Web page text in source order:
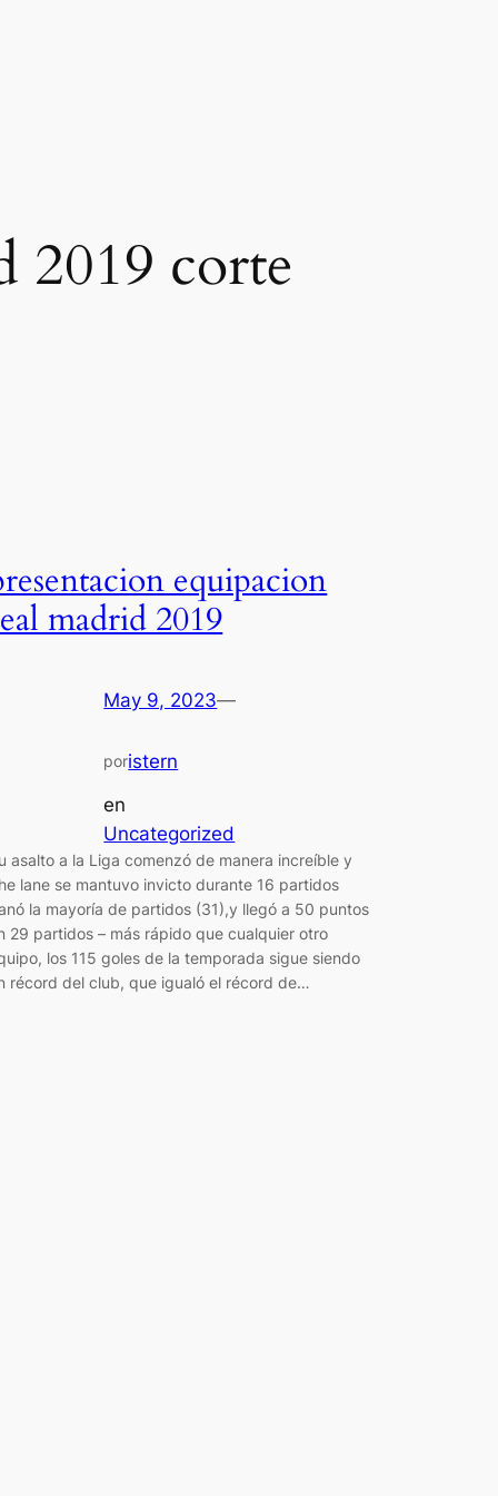
2019 corte
equipacion
madrid 2019
May 9, 2023—
poristern
en
Uncategorized
asalto a la Liga comenzó de manera increíble y
lane se mantuvo invicto durante 16 partidos
la mayoría de partidos (31),y llegó a 50 puntos
29 partidos – más rápido que cualquier otro
los 115 goles de la temporada sigue siendo
récord del club, que igualó el récord de…